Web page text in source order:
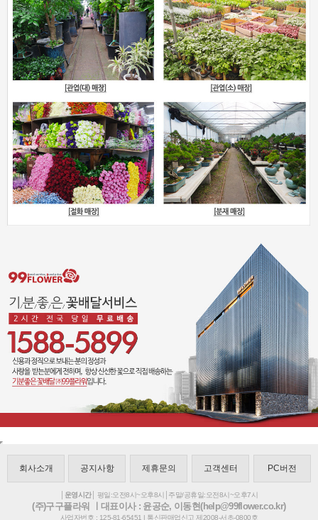
회사소개 공지사항 제휴문의 고객센터 PC버전
│운영시간│ 평일:오전8시~오후8시│주말/공휴일:오전8시~오후7시
(주)구구플라워 ㅣ대표이사 : 윤공순, 이동현(help@99flower.co.kr)
사업자번호 : 125-81-65451 | 통신판매업신고 제2008-서초-0800호